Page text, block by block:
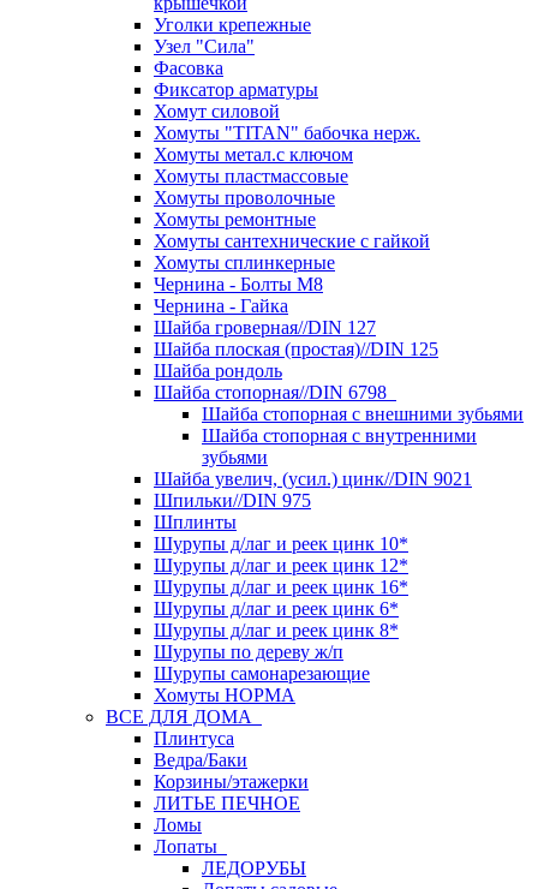
Уголки крепежные
Узел "Сила"
Фасовка
Фиксатор арматуры
Хомут силовой
Хомуты "TITAN" бабочка нерж.
Хомуты метал.с ключом
Хомуты пластмассовые
Хомуты проволочные
Хомуты ремонтные
Хомуты сантехнические с гайкой
Хомуты сплинкерные
Чернина - Болты М8
Чернина - Гайка
Шайба гроверная//DIN 127
Шайба плоская (простая)//DIN 125
Шайба рондоль
Шайба стопорная//DIN 6798
Шайба стопорная с внешними зубьями
Шайба стопорная с внутренними
зубьями
Шайба увелич, (усил.) цинк//DIN 9021
Шпильки//DIN 975
Шплинты
Шурупы д/лаг и реек цинк 10*
Шурупы д/лаг и реек цинк 12*
Шурупы д/лаг и реек цинк 16*
Шурупы д/лаг и реек цинк 6*
Шурупы д/лаг и реек цинк 8*
Шурупы по дереву ж/п
Шурупы самонарезающие
Хомуты НОРМА
ВСЕ ДЛЯ ДОМА
Плинтуса
Ведра/Баки
Корзины/этажерки
ЛИТЬЕ ПЕЧНОЕ
Ломы
Лопаты
ЛЕДОРУБЫ